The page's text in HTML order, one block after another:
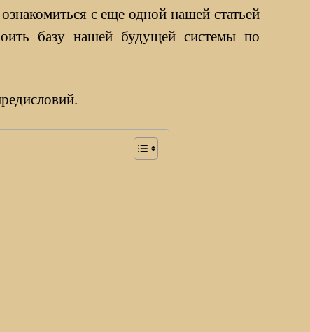
с еще одной нашей статьей
базу нашей будущей системы по